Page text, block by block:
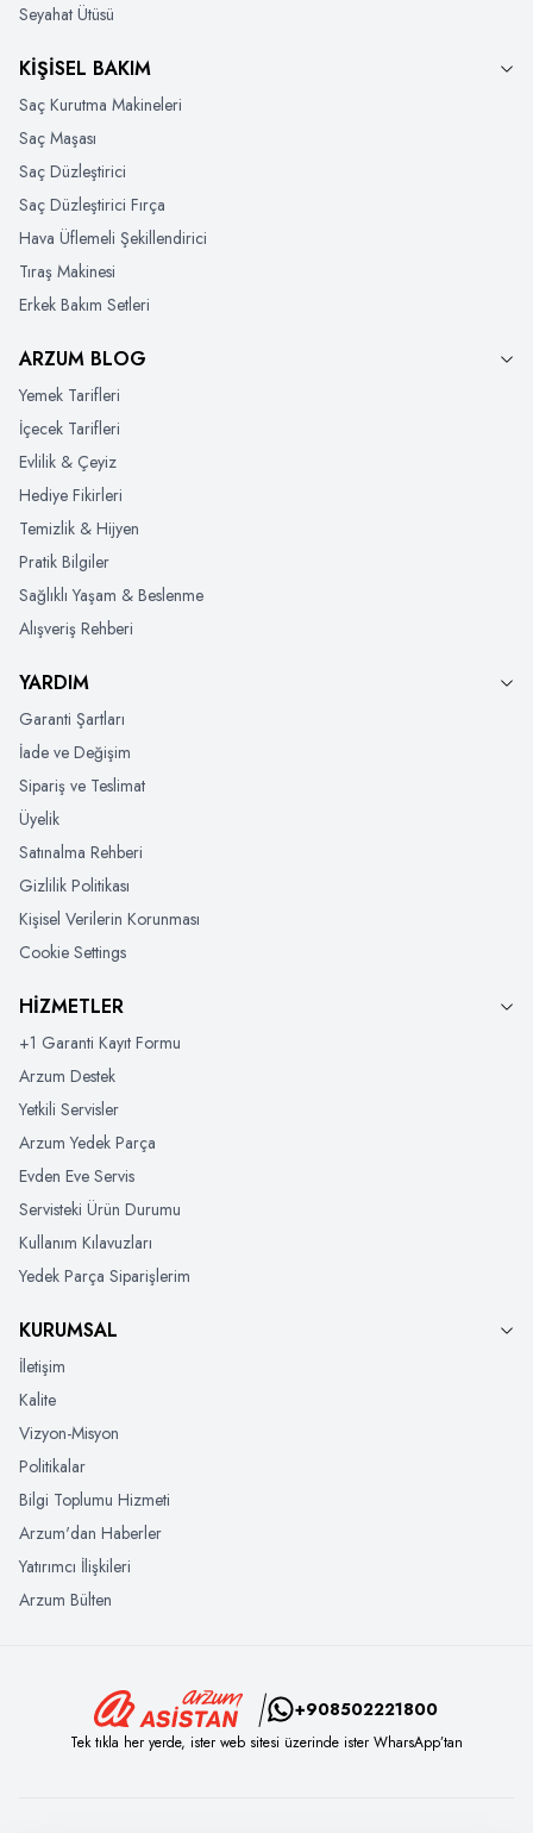
Seyahat Ütüsü
KİŞİSEL BAKIM
Saç Kurutma Makineleri
Saç Maşası
Saç Düzleştirici
Saç Düzleştirici Fırça
Hava Üflemeli Şekillendirici
Tıraş Makinesi
Erkek Bakım Setleri
ARZUM BLOG
Yemek Tarifleri
İçecek Tarifleri
Evlilik & Çeyiz
Hediye Fikirleri
Temizlik & Hijyen
Pratik Bilgiler
Sağlıklı Yaşam & Beslenme
Alışveriş Rehberi
YARDIM
Garanti Şartları
İade ve Değişim
Sipariş ve Teslimat
Üyelik
Satınalma Rehberi
Gizlilik Politikası
Kişisel Verilerin Korunması
Cookie Settings
HİZMETLER
+1 Garanti Kayıt Formu
Arzum Destek
Yetkili Servisler
Arzum Yedek Parça
Evden Eve Servis
Servisteki Ürün Durumu
Kullanım Kılavuzları
Yedek Parça Siparişlerim
KURUMSAL
İletişim
Kalite
Vizyon-Misyon
Politikalar
Bilgi Toplumu Hizmeti
Arzum'dan Haberler
Yatırımcı İlişkileri
Arzum Bülten
+908502221800
Tek tıkla her yerde, ister web sitesi üzerinde ister WharsApp’tan